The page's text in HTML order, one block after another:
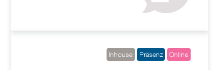
Inhouse Präsenz Online